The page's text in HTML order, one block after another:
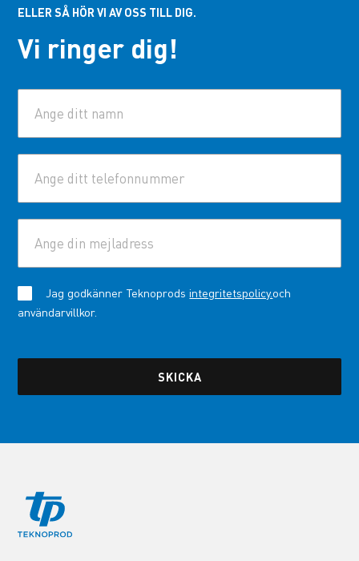
ELLER SÅ HÖR VI AV OSS TILL DIG.
Vi ringer dig!
Jag godkänner Teknoprodsintegritetspolicy.och
användarvillkor.